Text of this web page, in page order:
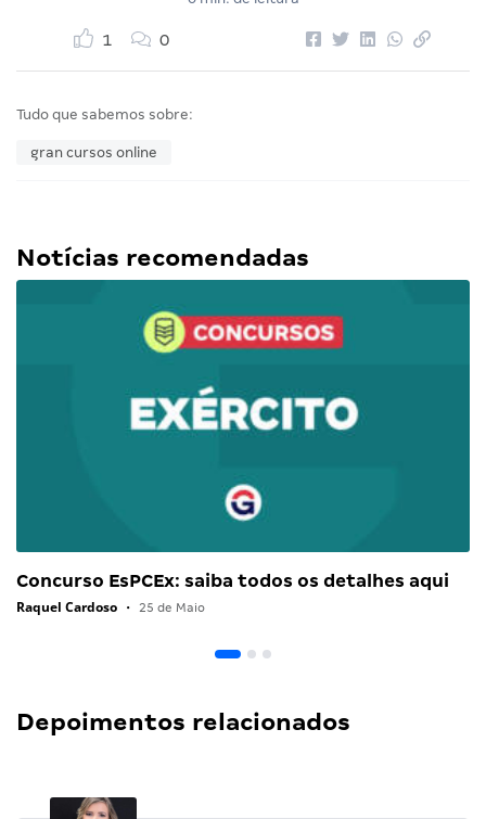
1 0
Tudo que sabemos sobre:
gran cursos online
Notícias recomendadas
Concurso EsPCEx: saiba todos os detalhes aqui
Raquel Cardoso • 25 de Maio
Depoimentos relacionados